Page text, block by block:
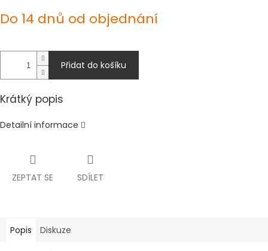
cena:
Do 14 dnů od objednání
Přidat do košíku
Krátký popis
Detailní informace
ZEPTAT SE SDÍLET
Popis Diskuze